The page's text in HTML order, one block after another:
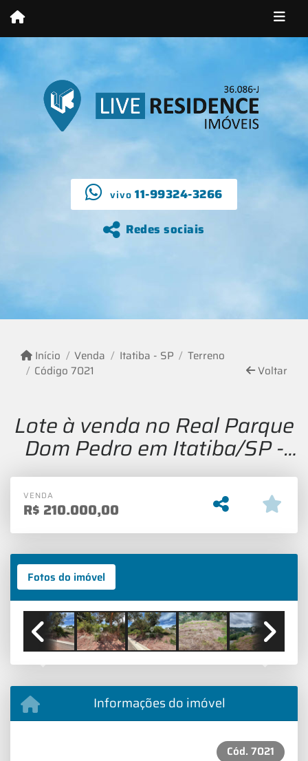
vivo11-99324-3266
Redes sociais
Início Venda Itatiba - SP
Terreno
Código 7021
Voltar
Lote à venda no Real Parque
Dom Pedro em Itatiba/SP -
1.000m²
VENDA
R$ 210.000,00
Fotos do imóvel
Previous Next
Informações do imóvel
Cód. 7021